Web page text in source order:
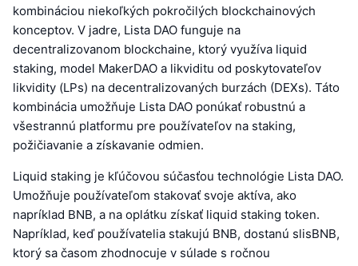
kombináciou niekoľkých pokročilých blockchainových
konceptov. V jadre, Lista DAO funguje na
decentralizovanom blockchaine, ktorý využíva liquid
staking, model MakerDAO a likviditu od poskytovateľov
likvidity (LPs) na decentralizovaných burzách (DEXs). Táto
kombinácia umožňuje Lista DAO ponúkať robustnú a
všestrannú platformu pre používateľov na staking,
požičiavanie a získavanie odmien.
Liquid staking je kľúčovou súčasťou technológie Lista DAO.
Umožňuje používateľom stakovať svoje aktíva, ako
napríklad BNB, a na oplátku získať liquid staking token.
Napríklad, keď používatelia stakujú BNB, dostanú slisBNB,
ktorý sa časom zhodnocuje v súlade s ročnou